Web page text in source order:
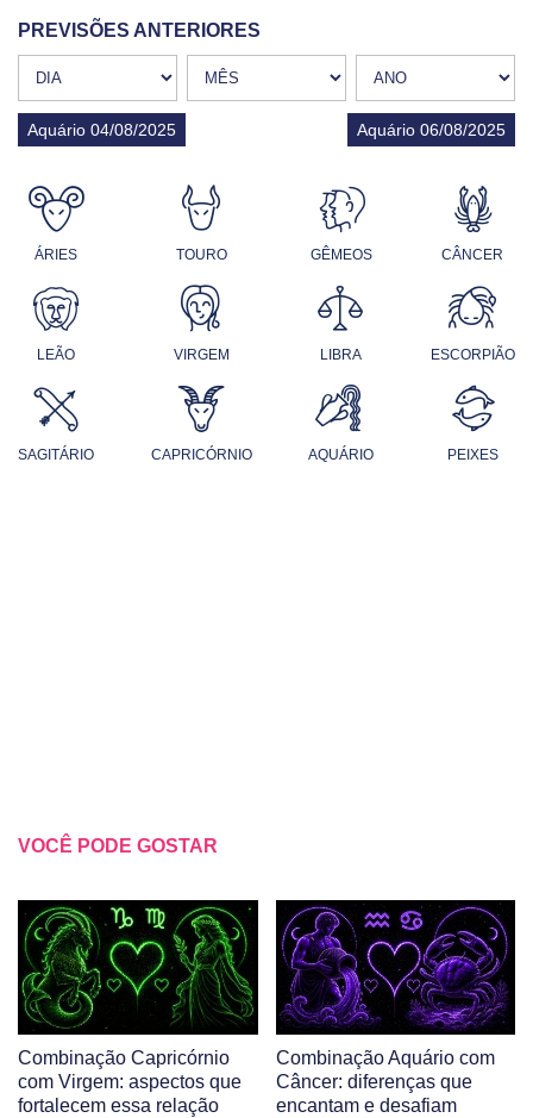
PREVISÕES ANTERIORES
Aquário 04/08/2025 Aquário 06/08/2025
ÁRIES TOURO GÊMEOS CÂNCER
LEÃO VIRGEM LIBRA ESCORPIÃO
SAGITÁRIO CAPRICÓRNIO AQUÁRIO PEIXES
VOCÊ PODE GOSTAR
Combinação Capricórnio
com Virgem: aspectos que
fortalecem essa relação
Combinação Aquário com
Câncer: diferenças que
encantam e desafiam